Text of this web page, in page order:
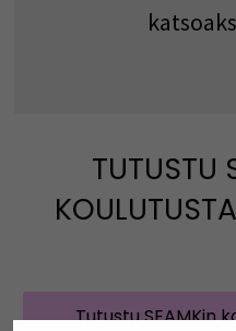
TUTUSTU
Tutustu SEAMKin